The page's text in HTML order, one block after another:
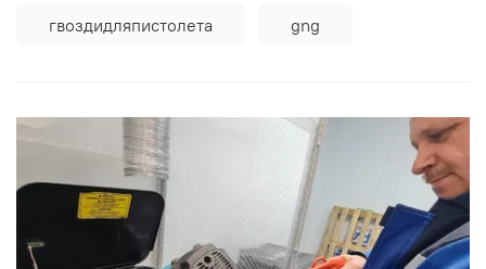
гвоздидляпистолета gng